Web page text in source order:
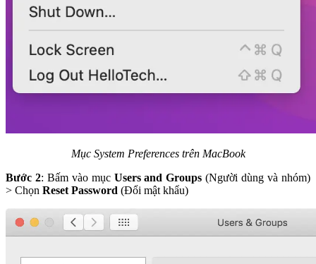
Mục System Preferences trên MacBook
Bước 2: Bấm vào mục Users and Groups (Người dùng và nhóm)
> Chọn Reset Password (Đổi mật khẩu)